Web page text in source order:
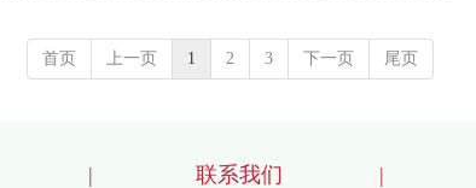
虽然我们只是短暂的相聚，但每一个瞬间都将成为难忘的回
伴、感谢员工，感谢所有，201...
首页 上一页 1 2 3 下一页 尾页
| 联系我们 |